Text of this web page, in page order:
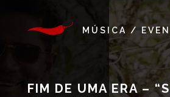
MÚSICA /
FIM DE UMA ERA –